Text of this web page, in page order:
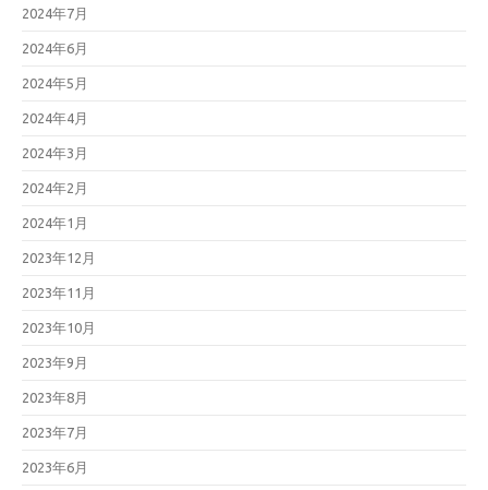
2024年7月
2024年6月
2024年5月
2024年4月
2024年3月
2024年2月
2024年1月
2023年12月
2023年11月
2023年10月
2023年9月
2023年8月
2023年7月
2023年6月